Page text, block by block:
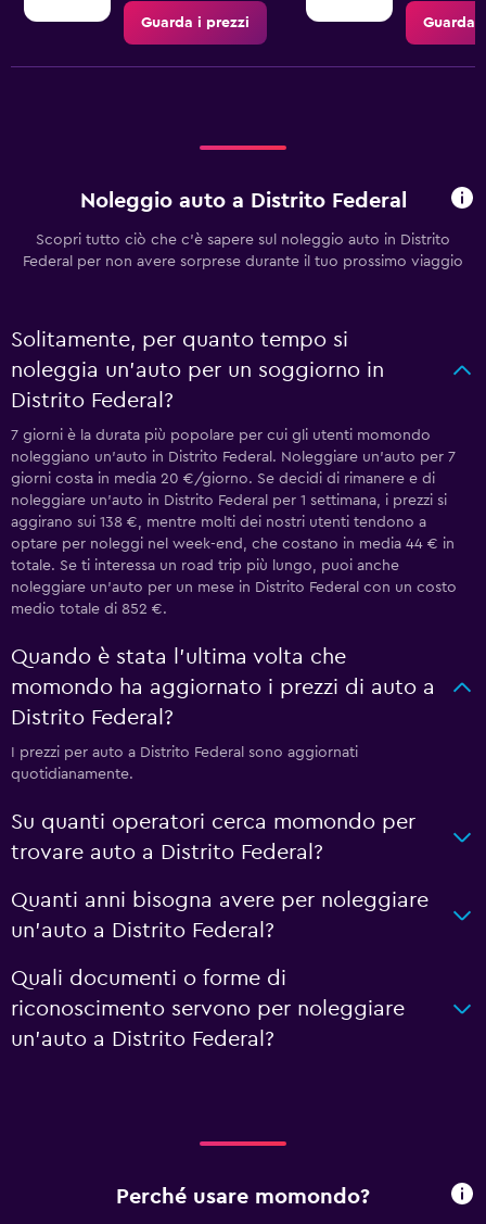
Guarda i prezzi Guarda
Noleggio auto a Distrito Federal
Scopri tutto ciò che c'è sapere sul noleggio auto in Distrito
Federal per non avere sorprese durante il tuo prossimo viaggio
Solitamente, per quanto tempo si
noleggia un'auto per un soggiorno in
Distrito Federal?
7 giorni è la durata più popolare per cui gli utenti momondo
noleggiano un'auto in Distrito Federal. Noleggiare un'auto per 7
giorni costa in media 20 €/giorno. Se decidi di rimanere e di
noleggiare un'auto in Distrito Federal per 1 settimana, i prezzi si
aggirano sui 138 €, mentre molti dei nostri utenti tendono a
optare per noleggi nel week-end, che costano in media 44 € in
totale. Se ti interessa un road trip più lungo, puoi anche
noleggiare un'auto per un mese in Distrito Federal con un costo
medio totale di 852 €.
Quando è stata l'ultima volta che
momondo ha aggiornato i prezzi di auto a
Distrito Federal?
I prezzi per auto a Distrito Federal sono aggiornati
quotidianamente.
Su quanti operatori cerca momondo per
trovare auto a Distrito Federal?
Quanti anni bisogna avere per noleggiare
un'auto a Distrito Federal?
Quali documenti o forme di
riconoscimento servono per noleggiare
un'auto a Distrito Federal?
Perché usare momondo?